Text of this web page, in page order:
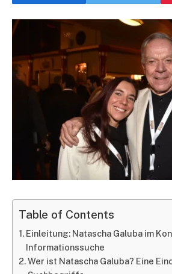
Table of Contents
Einleitung: Natascha Galuba im
Informationssuche
Wer ist Natascha Galuba? Eine